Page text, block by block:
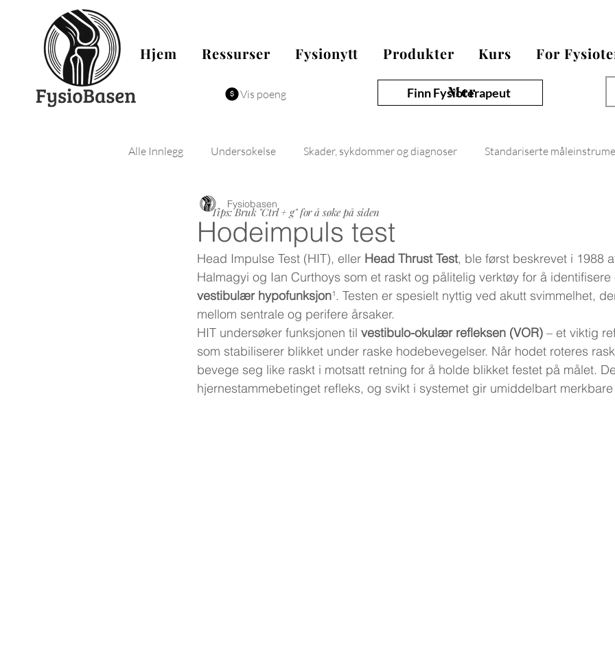
Vis poeng Finn Fysioterapeut
Hjem Ressurser Fysionytt Produkter Kurs For
Mer
Alle Innlegg Undersøkelse Skader, sykdommer og diagnoser Standariserte
Biomekanikk Fysionytt
Hodeimpuls test
Fysiobasen
Head Impulse Test (HIT), eller Head Thrust Test, ble først beskrevet i 1988
Halmagyi og Ian Curthoys som et raskt og pålitelig verktøy for å identifisere
vestibulær hypofunksjon¹. Testen er spesielt nyttig ved akutt svimmelhet,
mellom sentrale og perifere årsaker.
HIT undersøker funksjonen til vestibulo-okulær refleksen (VOR) – et viktig
som stabiliserer blikket under raske hodebevegelser. Når hodet roteres
bevege seg like raskt i motsatt retning for å holde blikket festet på målet.
hjernestammebetinget refleks, og svikt i systemet gir umiddelbart
Tips: Bruk "Ctrl + g" for å søke på siden